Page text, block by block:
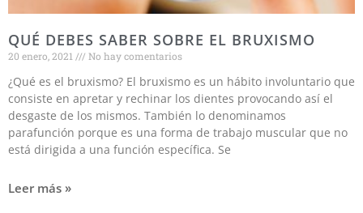
QUÉ DEBES SABER SOBRE EL BRUXISMO
20 enero, 2021 No hay comentarios
¿Qué es el bruxismo? El bruxismo es un hábito involuntario que
consiste en apretar y rechinar los dientes provocando así el
desgaste de los mismos. También lo denominamos
parafunción porque es una forma de trabajo muscular que no
está dirigida a una función específica. Se
Leer más »